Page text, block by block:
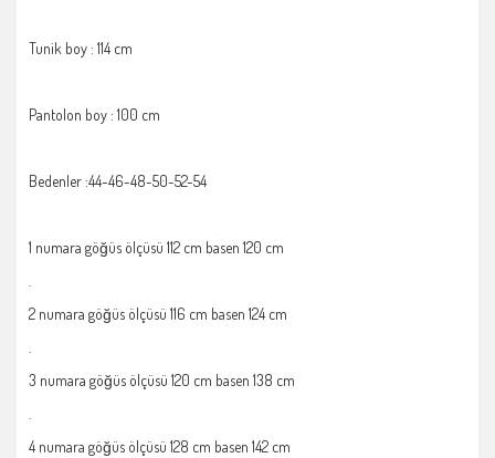
Tunik boy : 114 cm
Pantolon boy : 100 cm
Bedenler :44-46-48-50-52-54
1 numara göğüs ölçüsü 112 cm basen 120 cm
2 numara göğüs ölçüsü 116 cm basen 124 cm
3 numara göğüs ölçüsü 120 cm basen 138 cm
4 numara göğüs ölçüsü 128 cm basen 142 cm